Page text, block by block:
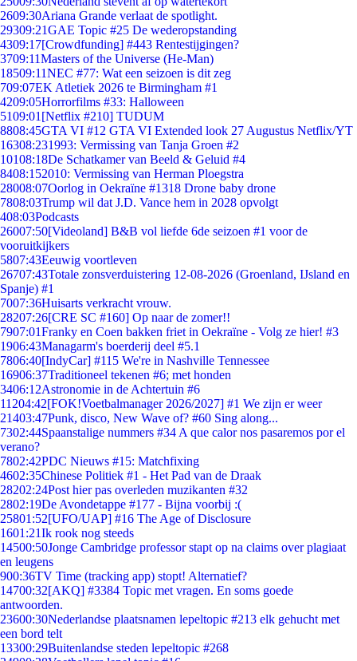
2609:30Ariana Grande verlaat de spotlight.
29309:21GAE Topic #25 De wederopstanding
4309:17[Crowdfunding] #443 Rentestijgingen?
3709:11Masters of the Universe (He-Man)
18509:11NEC #77: Wat een seizoen is dit zeg
709:07EK Atletiek 2026 te Birmingham #1
4209:05Horrorfilms #33: Halloween
5109:01 [Netflix #210] TUDUM
8808:45GTA VI #12 GTA VI Extended look 27 Augustus Netflix/YT
16308:231993: Vermissing van Tanja Groen #2
10108:18De Schatkamer van Beeld & Geluid #4
8408:152010: Vermissing van Herman Ploegstra
28008:07Oorlog in Oekraïne #1318 Drone baby drone
7808:03Trump wil dat J.D. Vance hem in 2028 opvolgt
408:03Podcasts
26007:50[Videoland] B&B vol liefde 6de seizoen #1 voor de
vooruitkijkers
5807:43Eeuwig voortleven
26707:43Totale zonsverduistering 12-08-2026 (Groenland, IJsland en
Spanje) #1
7007:36Huisarts verkracht vrouw.
28207:26[CRE SC #160] Op naar de zomer!!
7907:01Franky en Coen bakken friet in Oekraïne - Volg ze hier! #3
1906:43Managarm's boerderij deel #5.1
7806:40[IndyCar] #115 We're in Nashville Tennessee
16906:37Traditioneel tekenen #6; met honden
3406:12Astronomie in de Achtertuin #6
11204:42[FOK!Voetbalmanager 2026/2027] #1 We zijn er weer
21403:47Punk, disco, New Wave of? #60 Sing along...
7302:44Spaanstalige nummers #34 A que calor nos pasaremos por el
verano?
7802:42PDC Nieuws #15: Matchfixing
4602:35Chinese Politiek #1 - Het Pad van de Draak
28202:24Post hier pas overleden muzikanten #32
2802:19De Avondetappe #177 - Bijna voorbij :(
25801:52[UFO/UAP] #16 The Age of Disclosure
1601:21Ik rook nog steeds
14500:50Jonge Cambridge professor stapt op na claims over plagiaat
en leugens
900:36TV Time (tracking app) stopt! Alternatief?
14700:32[AKQ] #3384 Topic met vragen. En soms goede
antwoorden.
23600:30Nederlandse plaatsnamen lepeltopic #213 elk gehucht met
een bord telt
13300:29Buitenlandse steden lepeltopic #268